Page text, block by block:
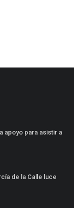
apoyo para asistir a
de la Calle luce